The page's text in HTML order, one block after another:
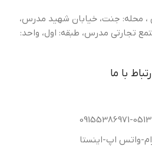
محله: جنت، خیابان شهید مدرس،
شهید مدرس 8 - مجتمع تجارتی مدرس، طبقه: اول، واحد:
با ما
09155386971-
واتس اپ-اینستا